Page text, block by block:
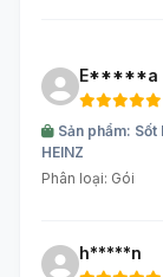
E*****a
Sản phẩm:
HEINZ
Phân loại: Gói
h*****n